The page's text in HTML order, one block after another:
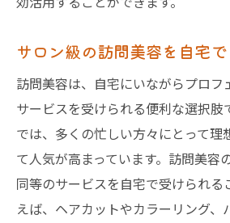
サロン級の訪問美容を自宅で
訪問美容は、自宅にいながらプロフ
サービスを受けられる便利な選択肢
では、多くの忙しい方々にとって理
て人気が高まっています。訪問美容
同等のサービスを自宅で受けられる
えば、ヘアカットやカラーリング、